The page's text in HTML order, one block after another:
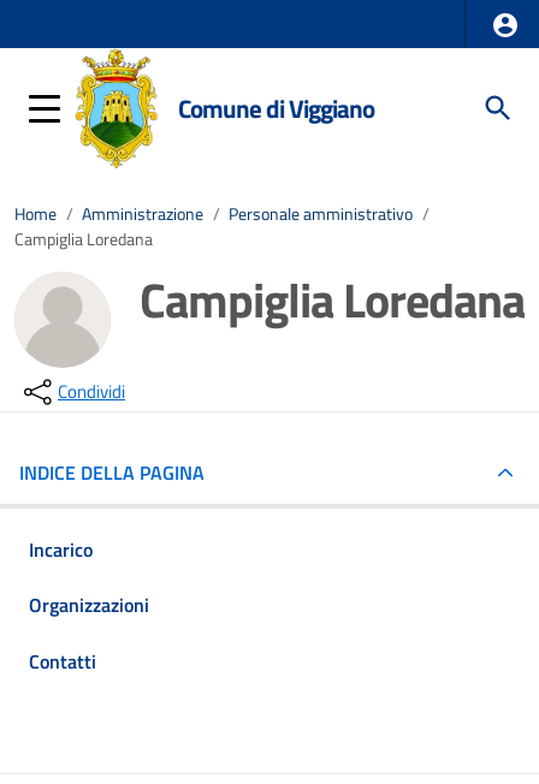
Comune di Viggiano
Home / Amministrazione / Personale amministrativo /
Campiglia Loredana
Campiglia Loredana
Condividi
INDICE DELLA PAGINA
Incarico
Organizzazioni
Contatti